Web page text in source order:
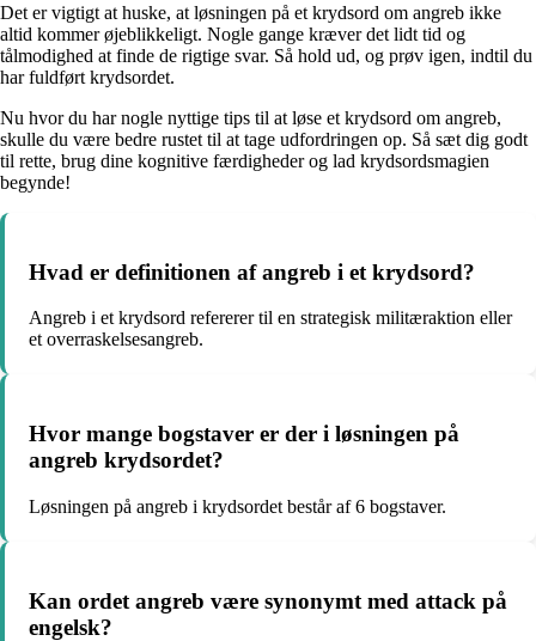
Det er vigtigt at huske, at løsningen på et krydsord om angreb ikke
altid kommer øjeblikkeligt. Nogle gange kræver det lidt tid og
tålmodighed at finde de rigtige svar. Så hold ud, og prøv igen, indtil du
har fuldført krydsordet.
Nu hvor du har nogle nyttige tips til at løse et krydsord om angreb,
skulle du være bedre rustet til at tage udfordringen op. Så sæt dig godt
til rette, brug dine kognitive færdigheder og lad krydsordsmagien
begynde!
Hvad er definitionen af angreb i et krydsord?
Angreb i et krydsord refererer til en strategisk militæraktion eller
et overraskelsesangreb.
Hvor mange bogstaver er der i løsningen på
angreb krydsordet?
Løsningen på angreb i krydsordet består af 6 bogstaver.
Kan ordet angreb være synonymt med attack på
engelsk?